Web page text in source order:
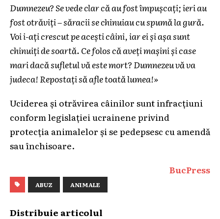
Dumnezeu? Se vede clar că au fost împușcați; ieri au
fost otrăviți – săracii se chinuiau cu spumă la gură.
Voi i-ați crescut pe acești câini, iar ei și așa sunt
chinuiți de soartă. Ce folos că aveți mașini și case
mari dacă sufletul vă este mort? Dumnezeu vă va
judeca! Repostați să afle toată lumea!»
Uciderea și otrăvirea câinilor sunt infracțiuni
conform legislației ucrainene privind
protecția animalelor și se pedepsesc cu amendă
sau închisoare.
BucPress
ABUZ ANIMALE
Distribuie articolul